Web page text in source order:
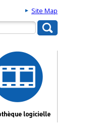
Site Map